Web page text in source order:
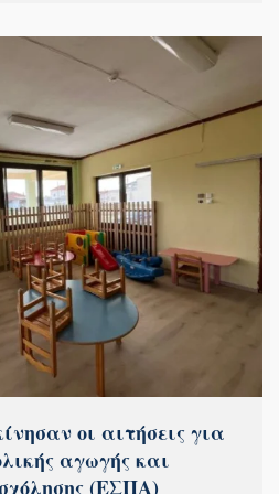
οι αιτήσεις για
αγωγής και
(ΕΣΠΑ)